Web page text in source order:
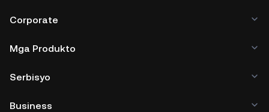
Corporate
Mga Produkto
Serbisyo
Business